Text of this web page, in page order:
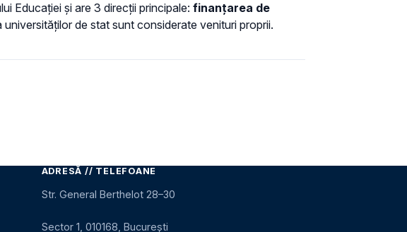
Educației și are 3 direcții principale: finanțarea de
de stat sunt considerate venituri proprii.
ADRESĂ // TELEFOANE
Str. General Berthelot 28–30
Sector 1, 010168, București